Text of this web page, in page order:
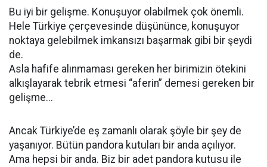
Bu iyi bir gelişme. Konuşuyor olabilmek çok önemli.
Hele Türkiye çerçevesinde düşününce, konuşuyor
noktaya gelebilmek imkansızı başarmak gibi bir şeydi
de.
Asla hafife alınmaması gereken her birimizin ötekini
alkışlayarak tebrik etmesi “aferin” demesi gereken bir
gelişme...
Ancak Türkiye’de eş zamanlı olarak şöyle bir şey de
yaşanıyor. Bütün pandora kutuları bir anda açılıyor.
Ama hepsi bir anda. Biz bir adet pandora kutusu ile